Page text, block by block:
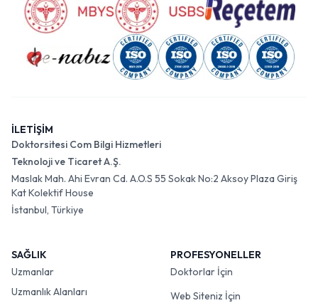
İLETİŞİM
Doktorsitesi Com Bilgi Hizmetleri
Teknoloji ve Ticaret A.Ş.
Maslak Mah. Ahi Evran Cd. A.O.S 55 Sokak No:2 Aksoy Plaza Giriş
Kat Kolektif House
İstanbul, Türkiye
SAĞLIK
Uzmanlar
Uzmanlık Alanları
PROFESYONELLER
Doktorlar İçin
Web Siteniz İçin